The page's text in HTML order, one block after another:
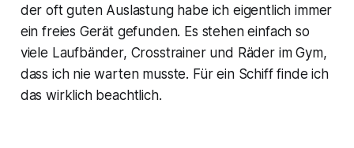
der oft guten Auslastung habe ich eigentlich immer
ein freies Gerät gefunden. Es stehen einfach so
viele Laufbänder, Crosstrainer und Räder im Gym,
dass ich nie warten musste. Für ein Schiff finde ich
das wirklich beachtlich.